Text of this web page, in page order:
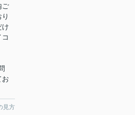
ご
け
お
見方